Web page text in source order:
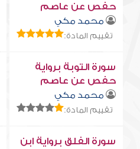
حفص عن عاصم
محمد مكي
تقييم المادة:
سورة التوبة برواية
حفص عن عاصم
محمد مكي
تقييم المادة:
سورة الفلق برواية ابن